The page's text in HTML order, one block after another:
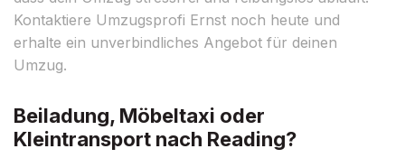
Kontaktiere Umzugsprofi Ernst noch heute und
erhalte ein unverbindliches Angebot für deinen
Umzug.
Beiladung, Möbeltaxi oder
Kleintransport nach Reading?